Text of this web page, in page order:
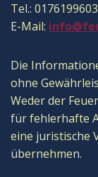
Tel.:
E-Mail:
Die
ohne
Weder der
für fehlerhafte
eine juristische
übernehmen.